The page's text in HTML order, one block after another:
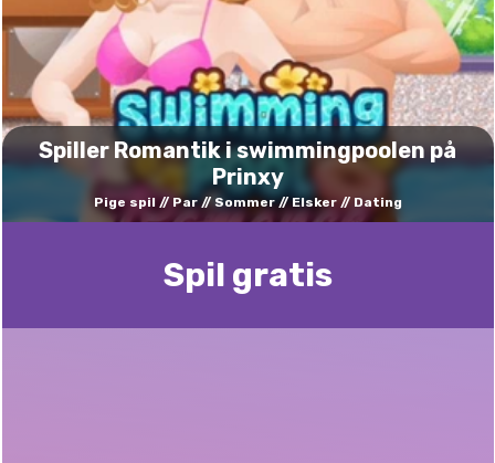
Spiller Romantik i swimmingpoolen på
Prinxy
Pige spil Par Sommer Elsker Dating
Spil gratis